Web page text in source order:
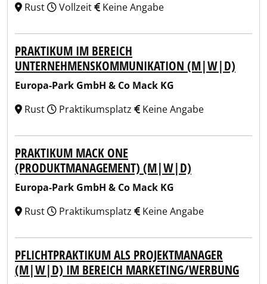
Rust
Vollzeit Keine Angabe
PRAKTIKUM IM BEREICH
UNTERNEHMENSKOMMUNIKATION (M|W|D)
Europa-Park GmbH & Co Mack KG
Rust
Praktikumsplatz Keine Angabe
PRAKTIKUM MACK ONE
(PRODUKTMANAGEMENT) (M|W|D)
Europa-Park GmbH & Co Mack KG
Rust
Praktikumsplatz Keine Angabe
PFLICHTPRAKTIKUM ALS PROJEKTMANAGER
(M|W|D) IM BEREICH MARKETING/WERBUNG